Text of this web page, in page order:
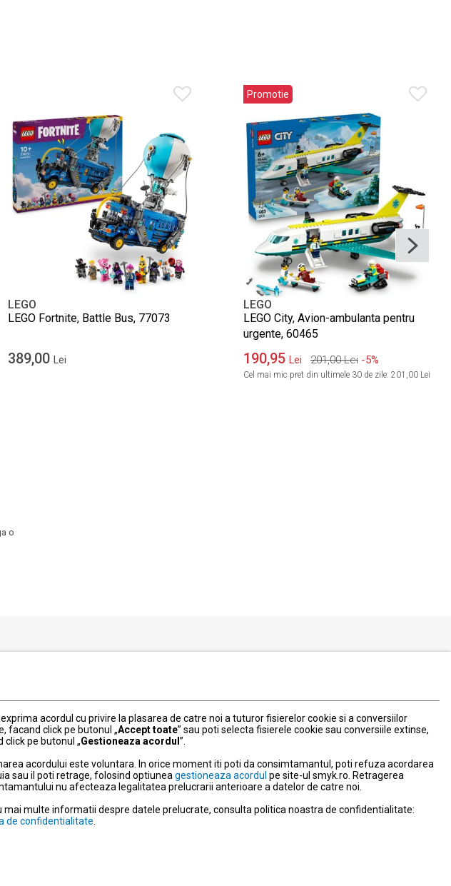
exprima acordul cu privire la plasarea de catre noi a tuturor fisierelor cookie si a conversiilor
facand click pe butonul „Accept toate” sau poti selecta fisierele cookie sau conversiile extinse,
click pe butonul „Gestioneaza acordul ”.
acordului este voluntara. In orice moment iti poti da consimtamantul, poti refuza acordarea
sau il poti retrage, folosind optiunea gestioneaza acordul pe site-ul smyk.ro. Retragerea
nu afecteaza legalitatea prelucrarii anterioare a datelor de catre noi.
mai multe informatii despre datele prelucrate, consulta politica noastra de confidentialitate:
de confidentialitate
LEGO
LEGO Fortnite, Battle Bus, 77073
389,00 Lei
Promotie
LEGO
LEGO City, Avion-ambulanta pentru
urgente, 60465
190,95 Lei 201,00 Lei -5%
Cel mai mic pret din ultimele 30 de zile: 201,00 Lei
o
cookies
setarile de confidentialitate
garantie
produse electronice
consumatorilor – ANPC
companie
031 40 50 900
Program:
Luni-vineri: 10:00-18:00